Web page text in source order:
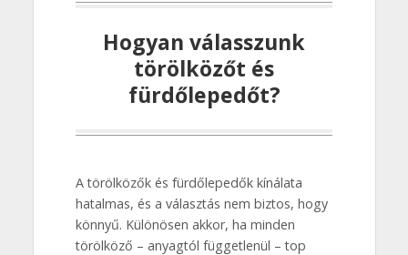
Hogyan válasszunk
törölközőt és
fürdőlepedőt?
A törölközők és fürdőlepedők kínálata
hatalmas, és a választás nem biztos, hogy
könnyű. Különösen akkor, ha minden
törölköző – anyagtól függetlenül – top